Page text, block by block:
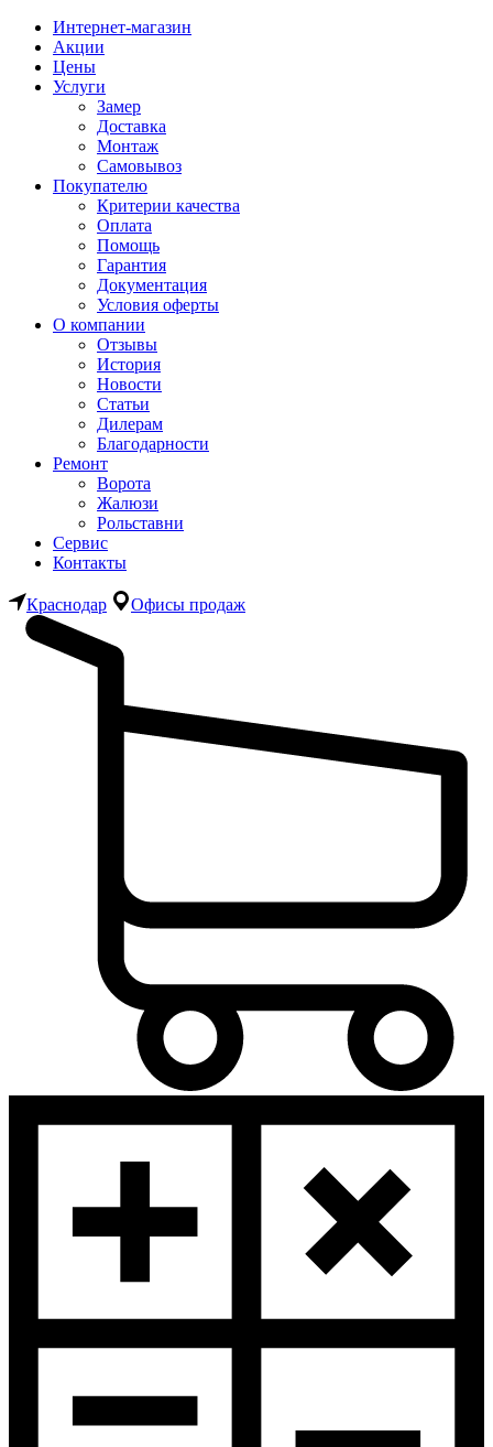
Интернет-магазин
Акции
Цены
Услуги
Замер
Доставка
Монтаж
Самовывоз
Покупателю
Критерии качества
Оплата
Помощь
Гарантия
Документация
Условия оферты
О компании
Отзывы
История
Новости
Статьи
Дилерам
Благодарности
Ремонт
Ворота
Жалюзи
Рольставни
Сервис
Контакты
Краснодар Офисы продаж